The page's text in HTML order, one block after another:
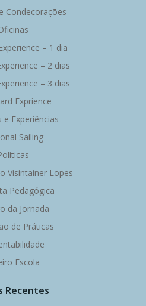
Condecorações
– 1 dia
– 2 dias
– 3 dias
Exprience
e Experiências
Sailing
Visintainer Lopes
Pedagógica
da Jornada
de Práticas
Escola
Recentes